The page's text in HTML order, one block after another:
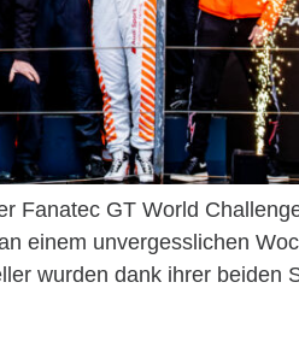
Fanatec GT World
einem unvergesslichen
wurden dank ihrer beiden